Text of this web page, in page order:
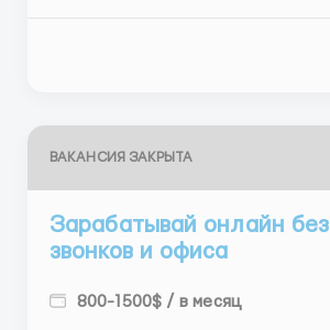
ВАКАНСИЯ ЗАКРЫТА
Зарабатывай онлайн без
звонков и офиса
800-1500$ / в месяц